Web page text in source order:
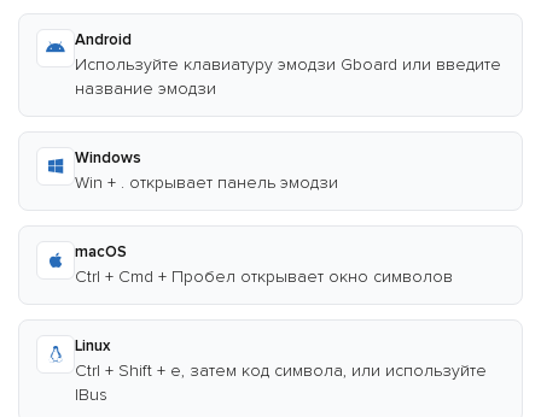
Android
Используйте клавиатуру эмодзи Gboard или введите
название эмодзи
Windows
Win + . открывает панель эмодзи
macOS
Ctrl + Cmd + Пробел открывает окно символов
Linux
Ctrl + Shift + e, затем код символа, или используйте
IBus